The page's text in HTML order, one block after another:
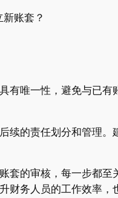
有唯一性，避免与已
续的责任划分和管理
套的审核，每一步都
财务人员的工作效率